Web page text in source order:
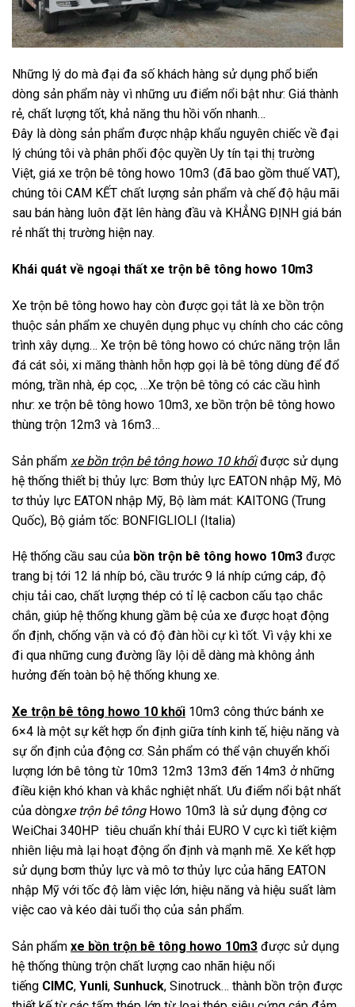
Những lý do mà đại đa số khách hàng sử dụng phổ biển
dòng sản phẩm này vì những ưu điểm nổi bật như: Giá thành
rẻ, chất lượng tốt, khả năng thu hồi vốn nhanh…
Đây là dòng sản phẩm được nhập khẩu nguyên chiếc về đại
lý chúng tôi và phân phối độc quyền Uy tín tại thị trường
Việt, giá xe trộn bê tông howo 10m3 (đã bao gồm thuế VAT),
chúng tôi CAM KẾT chất lượng sản phẩm và chế độ hậu mãi
sau bán hàng luôn đặt lên hàng đầu và KHẲNG ĐỊNH giá bán
rẻ nhất thị trường hiện nay.
Khái quát về ngoại thất xe trộn bê tông howo 10m3
Xe trộn bê tông howo hay còn được gọi tắt là xe bồn trộn
thuộc sản phẩm xe chuyên dụng phục vụ chính cho các công
trình xây dựng… Xe trộn bê tông howo có chức năng trộn lẫn
đá cát sỏi, xi măng thành hỗn hợp gọi là bê tông dùng để đổ
móng, trần nhà, ép cọc, …Xe trộn bê tông có các cầu hình
như: xe trộn bê tông howo 10m3, xe bồn trộn bê tông howo
thùng trộn 12m3 và 16m3…
Sản phẩm xe bồn trộn bê tông howo 10 khốiđược sử dụng
hệ thống thiết bị thủy lực: Bơm thủy lực EATON nhập Mỹ, Mô
tơ thủy lực EATON nhập Mỹ, Bộ làm mát: KAITONG (Trung
Quốc), Bộ giảm tốc: BONFIGLIOLI (Italia)
Hệ thống cầu sau của bồn trộn bê tông howo 10m3 được
trang bị tới 12 lá nhíp bó, cầu trước 9 lá nhíp cứng cáp, độ
chịu tải cao, chất lượng thép có tỉ lệ cacbon cấu tạo chắc
chắn, giúp hệ thống khung gầm bệ của xe được hoạt động
ổn định, chống vặn và có độ đàn hồi cự kì tốt. Vì vậy khi xe
đi qua những cung đường lầy lội dễ dàng mà không ảnh
hưởng đến toàn bộ hệ thống khung xe.
Xe trộn bê tông howo 10 khối 10m3 công thức bánh xe
6×4 là một sự kết hợp ổn định giữa tính kinh tế, hiệu năng và
sự ổn định của động cơ. Sản phẩm có thể vận chuyển khối
lượng lớn bê tông từ 10m3 12m3 13m3 đến 14m3 ở những
điều kiện khó khan và khắc nghiệt nhất. Ưu điểm nổi bật nhất
của dòngxe trộn bê tôngHowo 10m3 là sử dụng động cơ
WeiChai 340HP tiêu chuẩn khí thải EURO V cực kì tiết kiệm
nhiên liệu mà lại hoạt động ổn định và mạnh mẽ. Xe kết hợp
sử dụng bơm thủy lực và mô tơ thủy lực của hãng EATON
nhập Mỹ với tốc độ làm việc lớn, hiệu năng và hiệu suất làm
việc cao và kéo dài tuổi thọ của sản phẩm.
Sản phẩm xe bồn trộn bê tông howo 10m3 được sử dụng
hệ thống thùng trộn chất lượng cao nhãn hiệu nổi
tiếng CIMC, Yunli, Sunhuck, Sinotruck… thành bồn trộn được